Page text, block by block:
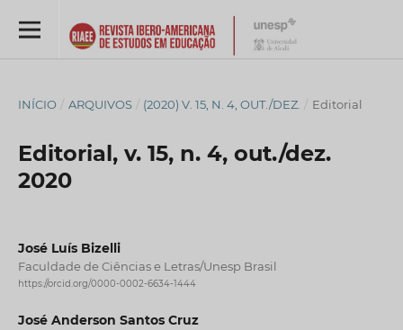
INÍCIO / ARQUIVOS / (2020) V. 15, N. 4, OUT./DEZ. / Editorial
Editorial, v. 15, n. 4, out./dez.
2020
José Luís Bizelli
Faculdade de Ciências e Letras/Unesp Brasil
https://orcid.org/0000-0002-6634-1444
José Anderson Santos Cruz